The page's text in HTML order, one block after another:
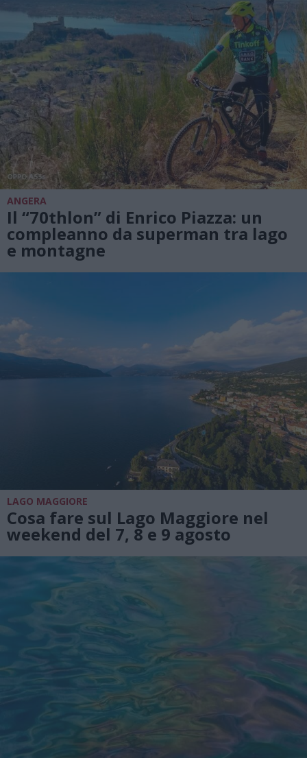
ANGERA
Il “70thlon” di Enrico Piazza: un
compleanno da superman tra lago
e montagne
LAGO MAGGIORE
Cosa fare sul Lago Maggiore nel
weekend del 7, 8 e 9 agosto